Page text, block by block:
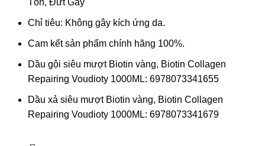
Tổn, Đứt Gãy
Chỉ tiêu: Không gây kích ứng da.
Cam kết sản phẩm chính hãng 100%.
Dầu gội siêu mượt Biotin vàng, Biotin Collagen
Repairing Voudioty 1000ML: 6978073341655
Dầu xả siêu mượt Biotin vàng, Biotin Collagen
Repairing Voudioty 1000ML: 6978073341679